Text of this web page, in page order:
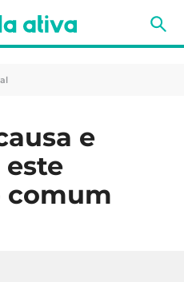
e
comum